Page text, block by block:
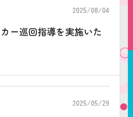
2025/08/04
ー巡回指導を実施いた
2025/05/29